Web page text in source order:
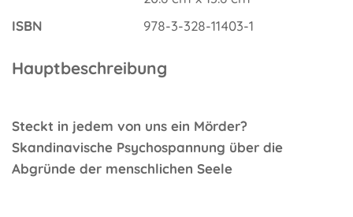
ISBN
978-3-328-11403-1
Hauptbeschreibung
Steckt in jedem von uns ein Mörder?
Skandinavische Psychospannung über die
Abgründe der menschlichen Seele